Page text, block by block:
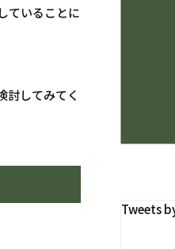
ていることに
討してみてく
Tweets